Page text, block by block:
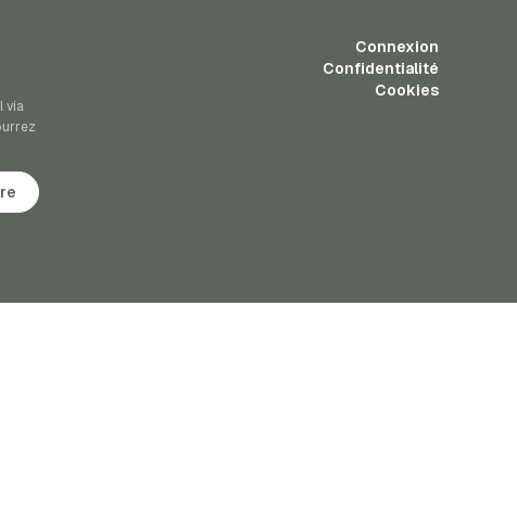
via
Connexion
Confidentialité
Cookies